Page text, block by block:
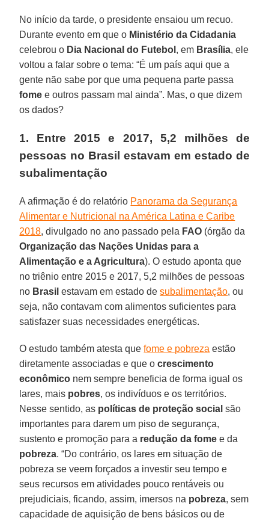
No início da tarde, o presidente ensaiou um recuo.
Durante evento em que o Ministério da Cidadania
celebrou o Dia Nacional do Futebol , em Brasília, ele
voltou a falar sobre o tema: “É um país aqui que a
gente não sabe por que uma pequena parte passa
fome e outros passam mal ainda”. Mas, o que dizem
os dados?
1. Entre 2015 e 2017, 5,2 milhões de
pessoas no Brasil estavam em estado de
subalimentação
A afirmação é do relatório Panorama da Segurança
Alimentar e Nutricional na América Latina e Caribe
2018, divulgado no ano passado pela FAO (órgão da
Organização das Nações Unidas para a
Alimentação e a Agricultura). O estudo aponta que
no triênio entre 2015 e 2017, 5,2 milhões de pessoas
no Brasil estavam em estado desubalimentação, ou
seja, não contavam com alimentos suficientes para
satisfazer suas necessidades energéticas.
O estudo também atesta quefome e pobreza estão
diretamente associadas e que o crescimento
econômico nem sempre beneficia de forma igual os
lares, mais pobres, os indivíduos e os territórios.
Nesse sentido, as políticas de proteção social são
importantes para darem um piso de segurança,
sustento e promoção para a redução da fomee da
pobreza. “Do contrário, os lares em situação de
pobreza se veem forçados a investir seu tempo e
seus recursos em atividades pouco rentáveis ou
prejudiciais, ficando, assim, imersos na pobreza, sem
capacidade de aquisição de bens básicos ou de